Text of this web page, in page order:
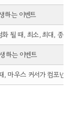
하는 이벤트
될 때, 최소, 최대, 종료
하는 이벤트
, 마우스 커서가 컴포넌트